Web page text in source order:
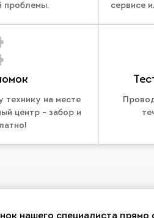
проблемы.
сервисе
технику на месте
центр - забор и